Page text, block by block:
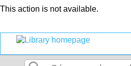
This action is not available.